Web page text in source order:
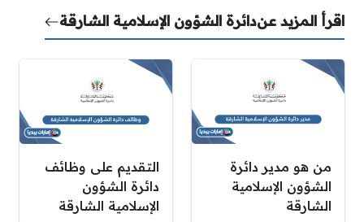
اقرأ المزيد عندائرة الشؤون الإسلامية الشارقة
من هو مدير دائرة
الشؤون الإسلامية
الشارقة
التقديم على وظائف
دائرة الشؤون
الإسلامية الشارقة